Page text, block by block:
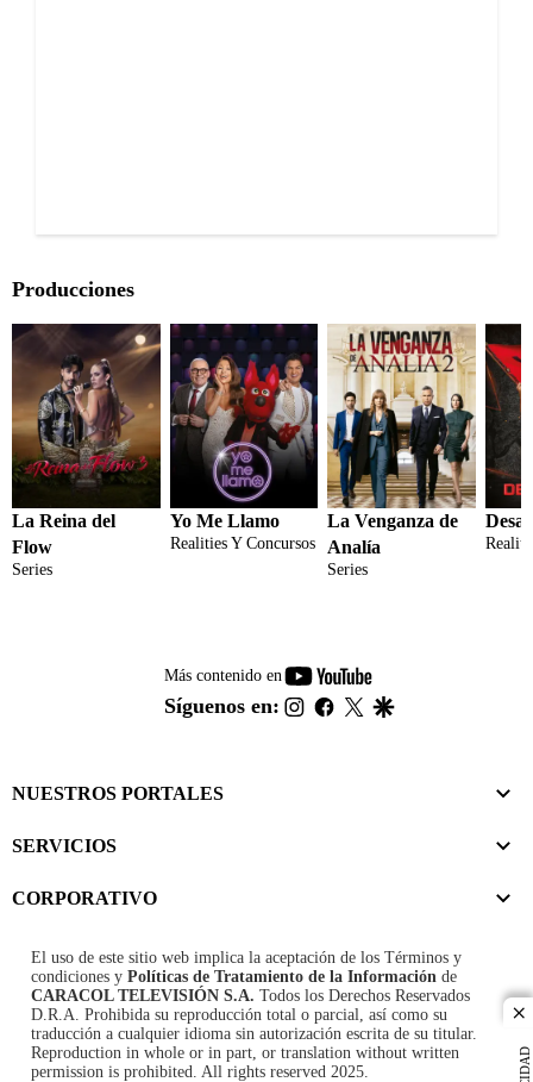
Producciones
La Reina del
Flow
Series
Yo Me Llamo
Realities Y Concursos
La Venganza de
Analía
Series
Más contenido en
youtube-
footer
Síguenos en: instagram
facebook
twitter
NUESTROS PORTALES
SERVICIOS
CORPORATIVO
El uso de este sitio web implica la aceptación de los Términos y
condiciones y Políticas de Tratamiento de la Información de
CARACOL TELEVISIÓN S.A. Todos los Derechos Reservados
D.R.A. Prohibida su reproducción total o parcial, así como su
traducción a cualquier idioma sin autorización escrita de su titular.
Reproduction in whole or in part, or translation without written
permission is prohibited. All rights reserved 2025.